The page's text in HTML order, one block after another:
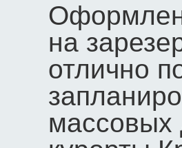
на
отлично
массовых